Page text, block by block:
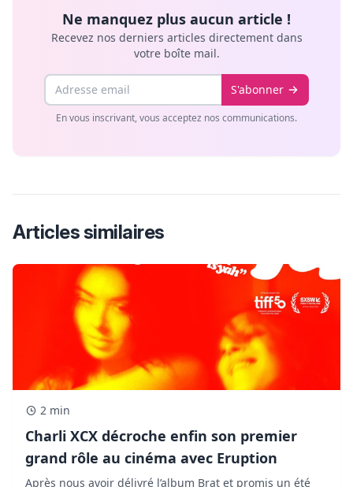
Ne manquez plus aucun article !
Recevez nos derniers articles directement dans
votre boîte mail.
Email S'abonner
En vous inscrivant, vous acceptez nos communications.
Articles similaires
2 min
Charli XCX décroche enfin son premier
grand rôle au cinéma avec Eruption
Après nous avoir délivré l’album Brat et promis un été